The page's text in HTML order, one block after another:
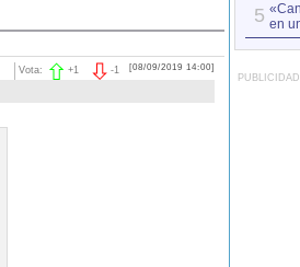
[08/09/2019 14:00]
-1
Vota: +1
5 en
PUBLICIDAD